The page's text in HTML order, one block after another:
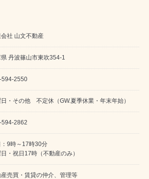
社 山文不動産
丹波篠山市東吹354-1
594-2550
・その他 不定休（GW.夏季休業・年末年始）
594-2862
9時～17時30分
日・祝日17時（不動産のみ）
売買・賃貸の仲介、管理等